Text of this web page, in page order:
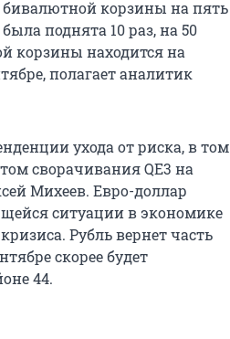
корзины на пять
поднята 10 раз, на 50
корзины находится на
полагает аналитик
ухода от риска, в том
сворачивания QE3 на
Михеев. Евро-доллар
ситуации в экономике
Рубль вернет часть
скорее будет
44.